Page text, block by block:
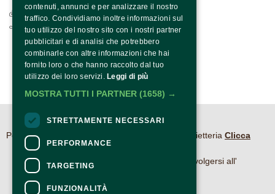
Via Francesco Albergamo, 4 - 82100 Benevento
0824.1901208 / +39 371 1318590
CONTATTI
Per informazioni e supporto all'acquisto della biglietteria Clicca
Per informazioni sul programma e l'evento, rivolgersi all'
Dichiarazione di accessibilità
contenuti, annunci e per analizzare il nostro
traffico. Condividiamo inoltre informazioni sul
tuo utilizzo del nostro sito con i nostri partner
pubblicitari e di analisi che potrebbero
combinarle con altre informazioni che hai
fornito loro o che hanno raccolto dal tuo
utilizzo dei loro servizi. Leggi di più
MOSTRA TUTTI I PARTNER (1658) →
STRETTAMENTE NECESSARI
PERFORMANCE
TARGETING
FUNZIONALITÀ